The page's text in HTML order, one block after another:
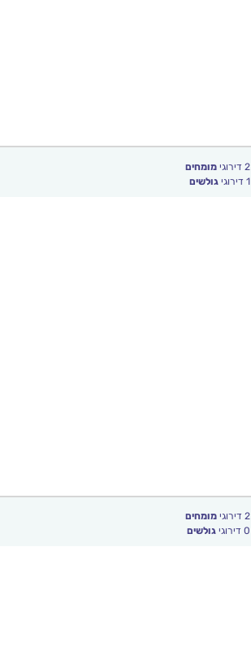
2 דירוגימומחים
1 דירוגיגולשים
2 דירוגימומחים
0 דירוגיגולשים